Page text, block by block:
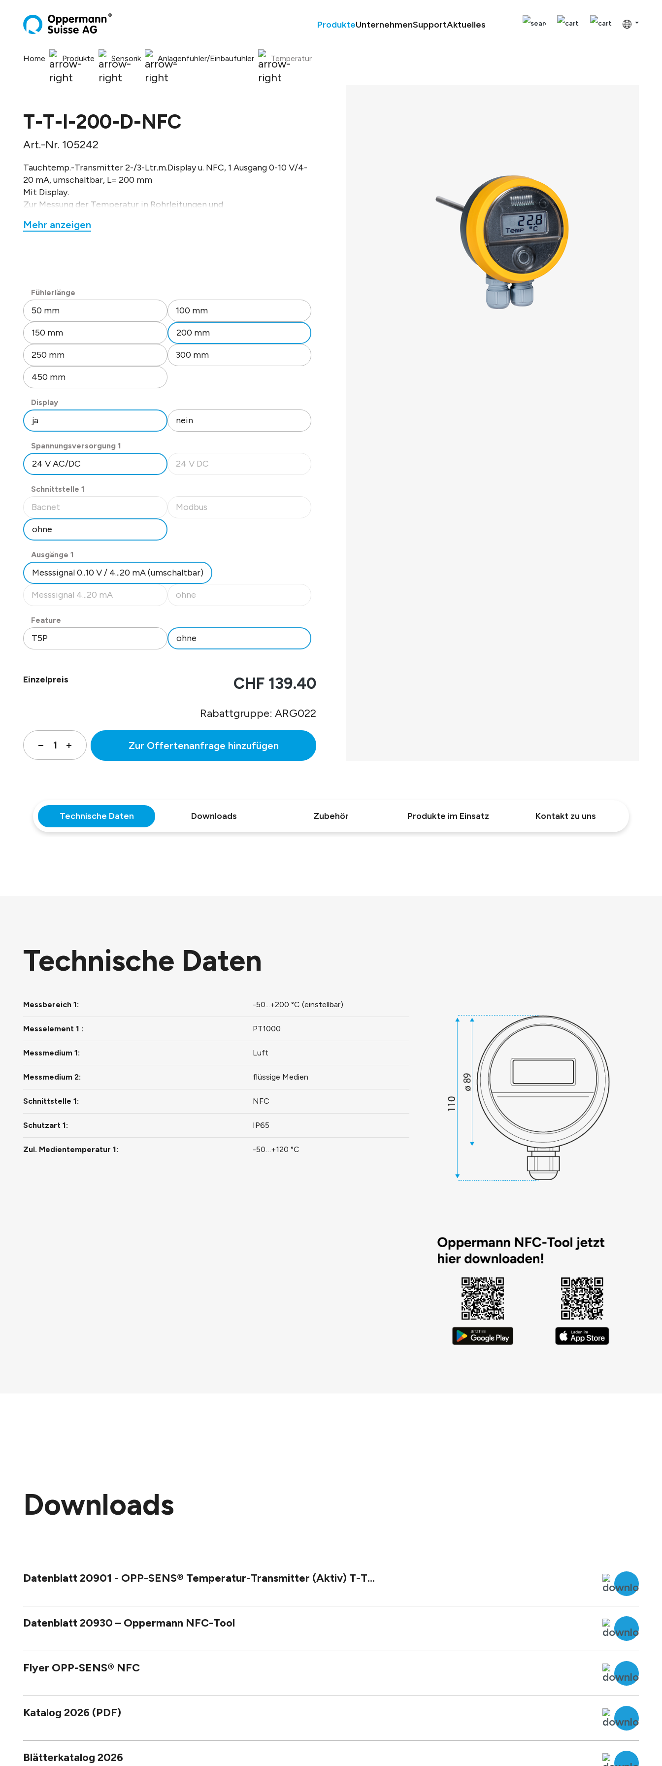
ProdukteUnternehmenSupportAktuelles
Home Produkte Sensorik Anlagenfühler/Einbaufühler Temperatur
T-T-I-200-D-NFC
Art.-Nr. 105242
Tauchtemp.-Transmitter 2-/3-Ltr.m.Display u. NFC, 1 Ausgang 0-10 V/4-
20 mA, umschaltbar, L= 200 mm
Mit Display.
Zur Messung der Temperatur in Rohrleitungen und
Tauchhülse, 8 Deckelpositionen wählbar.
Ausgangssignal linear durch Mikroprozessortechnik.
Versorgungsspannung: 15-30 V AC/DC.
Stromaufnahme: 90 mA (24VAC)/ 30mA (24VDC).
Fühlerdurchmesser 6 mm (Edelstahl).
Gehäuse: Unterteil: PBT, Farbe ähnl. RAL 7016.
Display: PC, transparent.
Ring: PBT, Farbe ähnl. RAL 1003.
Schutzart: IP 65 (inkl. Dichtring).
Zugentlastung M 16.
Schnellverdrahtung durch Federklemmen 0,2-1,5 mm².
Zulässige Umgebungsbedingungen: -20 °C bis +70 °C.
0 – 95 %RH (nicht kondensierend).
Datenblatt Nr. 20901
Mehr anzeigen
Fühlerlänge
50 mm 100 mm
150 mm 200 mm
250 mm 300 mm
450 mm
Displayauswählen
ja nein
Spannungsversorgung 1
24 V AC/DC 24 V DC
(Diese Option ist zurzeit nicht verfügbar.)
Schnittstelle 1
Bacnet
(Diese Option ist zurzeit nicht verfügbar.)
Modbus
(Diese Option ist zurzeit nicht verfügbar.)
ohne
Ausgänge 1
Messsignal 0..10 V / 4...20 mA (umschaltbar)
Messsignal 4...20 mA
(Diese Option ist zurzeit nicht verfügbar.)
ohne
(Diese Option ist zurzeit nicht verfügbar.)
Feature
T5P ohne
Einzelpreis CHF 139.40
Rabattgruppe: ARG022
Zur Offertenanfrage hinzufügen
Technische Daten Downloads Zubehör Produkte im Einsatz Kontakt zu uns
Technische Daten
Messbereich 1: -50...+200 °C (einstellbar)
Messelement 1 : PT1000
Messmedium 1: Luft
Messmedium 2: flüssige Medien
Schnittstelle 1: NFC
Schutzart 1: IP65
Zul. Medientemperatur 1: -50…+120 °C
Downloads
Datenblatt 20901 - OPP-SENS® Temperatur-Transmitter (Aktiv) T-T...
Datenblatt 20930 – Oppermann NFC-Tool
Flyer OPP-SENS® NFC
Katalog 2026 (PDF)
Blätterkatalog 2026